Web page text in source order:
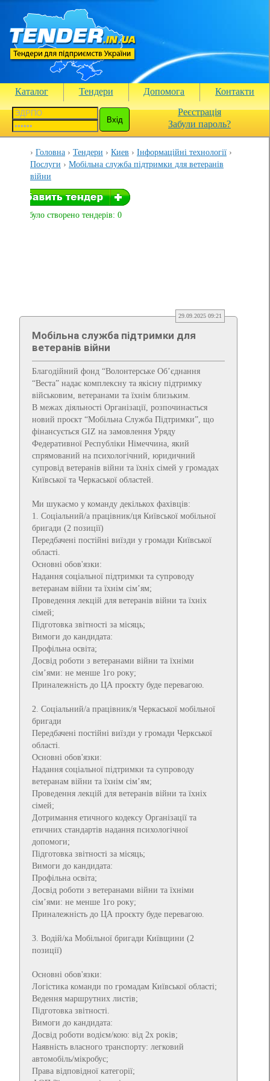
Каталог Тендери Допомога
Контакти
Реєстрація
Забули пароль?
Головна Тендери Киев
Інформаційні технології
Послуги
Мобільна служба підтримки для ветеранів
війни
Вами було створено тендерів: 0
29.09.2025 09:21
Мобільна служба підтримки для
ветеранів війни
Благодійний фонд “Волонтерське Об’єднання
“Веста” надає комплексну та якісну підтримку
військовим, ветеранами та їхнім близьким.
В межах діяльності Організації, розпочинається
новий проєкт “Мобільна Служба Підтримки”, що
фінансується GIZ на замовлення Уряду
Федеративної Республіки Німеччина, який
спрямований на психологічний, юридичний
супровід ветеранів війни та їхніх сімей у громадах
Київської та Черкаської областей.
Ми шукаємо у команду декількох фахівців:
1. Соціальний/а працівник/ця Київської мобільної
бригади (2 позиції)
Передбачені постійні виїзди у громади Київської
області.
Основні обов'язки:
Надання соціальної підтримки та супроводу
ветеранам війни та їхнім сім’ям;
Проведення лекцій для ветеранів війни та їхніх
сімей;
Підготовка звітності за місяць;
Вимоги до кандидата:
Профільна освіта;
Досвід роботи з ветеранами війни та їхніми
сім’ями: не менше 1го року;
Приналежність до ЦА проєкту буде перевагою.
2. Соціальний/а працівник/я Черкаської мобільної
бригади
Передбачені постійні виїзди у громади Черкської
області.
Основні обов'язки:
Надання соціальної підтримки та супроводу
ветеранам війни та їхнім сім’ям;
Проведення лекцій для ветеранів війни та їхніх
сімей;
Дотримання етичного кодексу Організації та
етичних стандартів надання психологічної
допомоги;
Підготовка звітності за місяць;
Вимоги до кандидата:
Профільна освіта;
Досвід роботи з ветеранами війни та їхніми
сім’ями: не менше 1го року;
Приналежність до ЦА проєкту буде перевагою.
3. Водій/ка Мобільної бригади Київщини (2
позиції)
Основні обов'язки:
Логістика команди по громадам Київської області;
Ведення маршрутних листів;
Підготовка звітності.
Вимоги до кандидата:
Досвід роботи водієм/кою: від 2х років;
Наявність власного транспорту: легковий
автомобіль/мікробус;
Права відповідної категорії;